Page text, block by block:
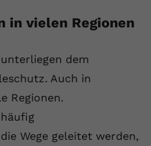
in vielen Regionen
dem
Auch in
Regionen.
Wege geleitet werden,